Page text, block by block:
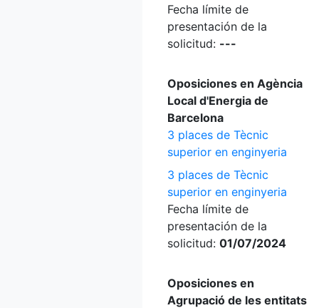
Fecha límite de
presentación de la
solicitud: ---
Oposiciones en Agència
Local d'Energia de
Barcelona
3 places de Tècnic
superior en enginyeria
3 places de Tècnic
superior en enginyeria
Fecha límite de
presentación de la
solicitud: 01/07/2024
Oposiciones en
Agrupació de les entitats